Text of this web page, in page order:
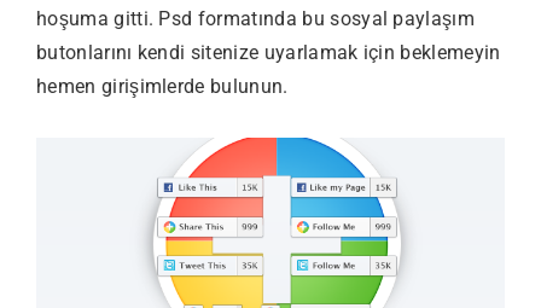
hoşuma gitti. Psd formatında bu sosyal paylaşım
butonlarını kendi sitenize uyarlamak için beklemeyin
hemen girişimlerde bulunun.